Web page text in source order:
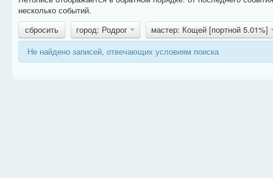
несколько событий.
сбросить
город: Родрог
мастер: Кощей [портной 5.01%]
Не найдено записей, отвечающих условиям поиска